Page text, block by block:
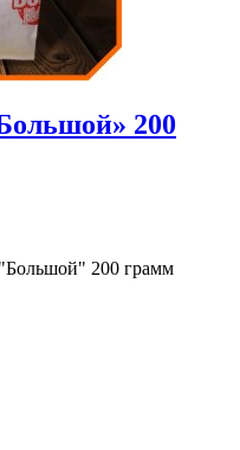
200
200 грамм